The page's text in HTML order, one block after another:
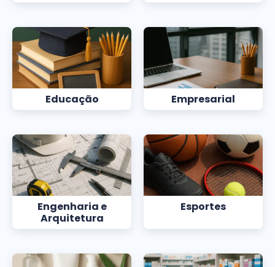
Educação Empresarial
Engenharia e
Arquitetura
Esportes